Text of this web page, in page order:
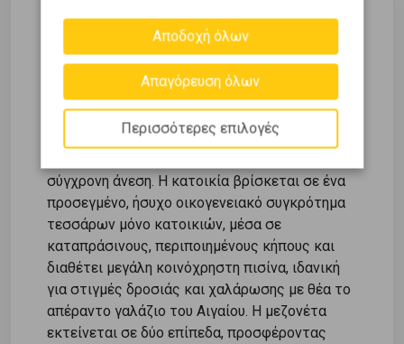
Εκπληκτική μεζονέτα με πανοραμική,
ανεμπόδιστη θέα στον κόλπο της Παροικιάς,
μόλις 2 χλμ. από το λιμάνι, που συνδυάζει
σύγχρονη άνεση. Η κατοικία βρίσκεται σε ένα
προσεγμένο, ήσυχο οικογενειακό συγκρότημα
τεσσάρων μόνο κατοικιών, μέσα σε
καταπράσινους, περιποιημένους κήπους και
διαθέτει μεγάλη κοινόχρηστη πισίνα, ιδανική
για στιγμές δροσιάς και χαλάρωσης με θέα το
απέραντο γαλάζιο του Αιγαίου. Η μεζονέτα
εκτείνεται σε δύο επίπεδα, προσφέροντας
Αποδοχή όλων
Απαγόρευση όλων
Περισσότερες επιλογές